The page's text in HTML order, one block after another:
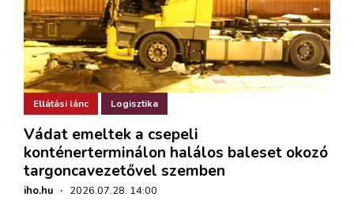
Ellátási lánc Logisztika
Vádat emeltek a csepeli
konténerterminálon halálos baleset okozó
targoncavezetővel szemben
iho.hu · 2026.07.28. 14:00